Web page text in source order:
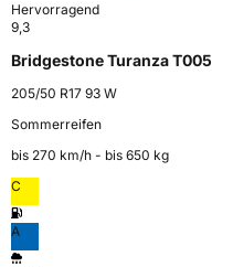
Hervorragend
9,3
Bridgestone Turanza T005
205/50 R17 93 W
Sommerreifen
bis 270 km⁠/⁠h - bis 650 kg
C
A